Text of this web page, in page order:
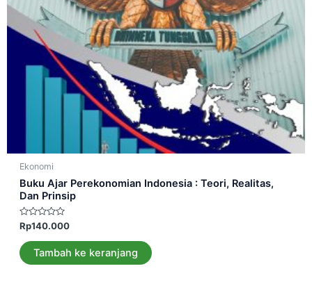
Ekonomi
Buku Ajar Perekonomian Indonesia : Teori, Realitas,
Dan Prinsip
Dinilai
0
dari
5
Rp140.000
Tambah ke keranjang